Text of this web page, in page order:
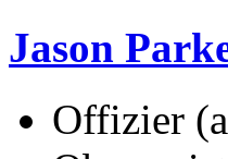
Jason
Offizier